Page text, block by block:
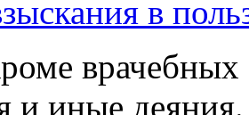
в
и иные деяния.